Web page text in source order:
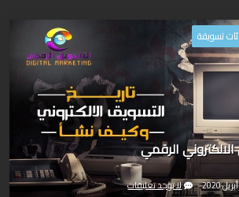
تسويقة
الرقمي
لا توجد تعليقات